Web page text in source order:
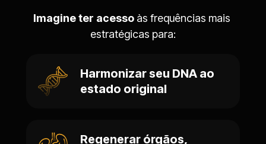
Imagine ter acesso às frequências mais
estratégicas para:
Harmonizar seu DNA ao
estado original
Regenerar órgãos,